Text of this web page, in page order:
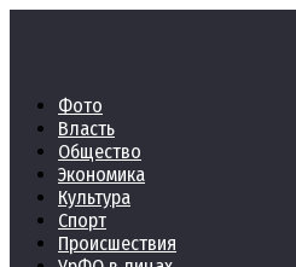
Фото
Власть
Общество
Экономика
Культура
Спорт
Происшествия